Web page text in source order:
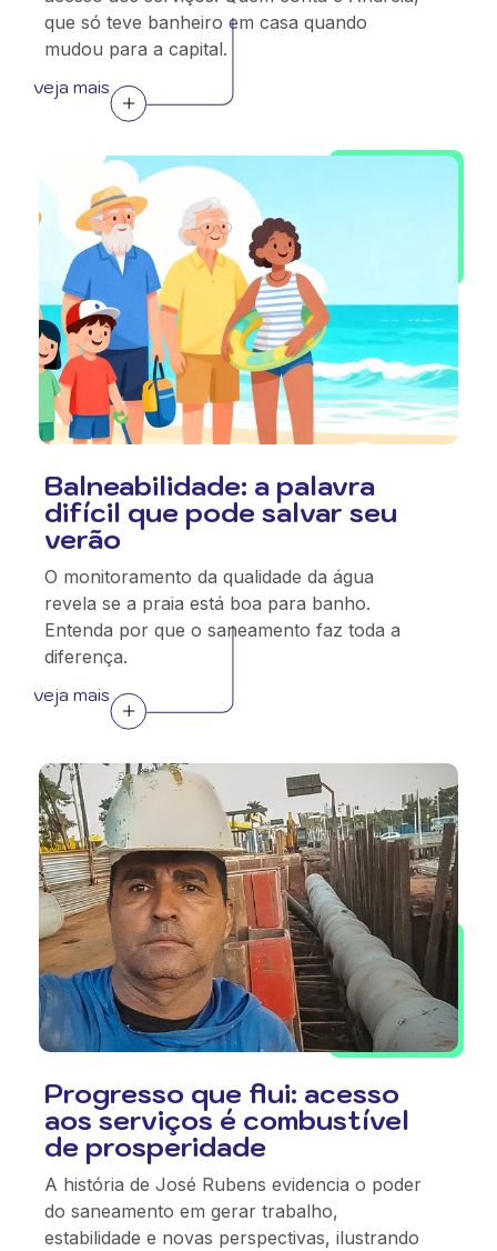
que só teve banheiro em casa quando
mudou para a capital.
veja mais
Balneabilidade: a palavra
difícil que pode salvar seu
verão
O monitoramento da qualidade da água
revela se a praia está boa para banho.
Entenda por que o saneamento faz toda a
diferença.
veja mais
Progresso que flui: acesso
aos serviços é combustível
de prosperidade
A história de José Rubens evidencia o poder
do saneamento em gerar trabalho,
estabilidade e novas perspectivas, ilustrando